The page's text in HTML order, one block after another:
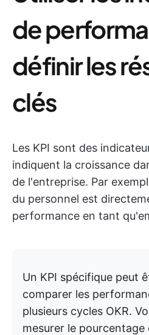
de
définir les
clés
Les KPI sont des
indiquent la croissance
de l'entreprise. Par
du personnel est
performance en tant
Un KPI spécifique peut
comparer les
plusieurs cycles OKR.
mesurer le